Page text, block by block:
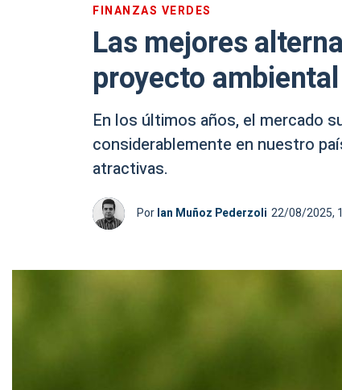
FINANZAS VERDES
Las mejores
proyecto
En los últimos años, el mercado
considerablemente en nuestro
atractivas.
PorIan Muñoz Pederzoli 22/08/2025,